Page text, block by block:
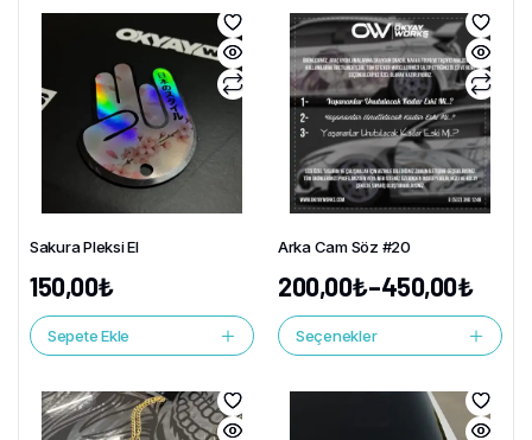
Sakura Pleksi El
150,00₺
Sepete Ekle
Arka Cam Söz #20
200,00₺–450,00₺
Seçenekler